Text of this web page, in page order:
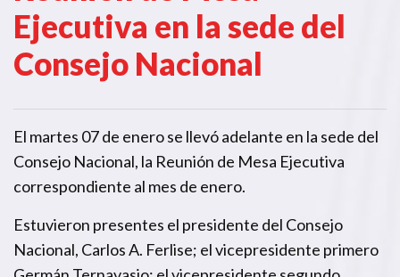
Ejecutiva en la sede del
Consejo Nacional
El martes 07 de enero se llevó adelante en la sede del
Consejo Nacional, la Reunión de Mesa Ejecutiva
correspondiente al mes de enero.
Estuvieron presentes el presidente del Consejo
Nacional, Carlos A. Ferlise; el vicepresidente primero